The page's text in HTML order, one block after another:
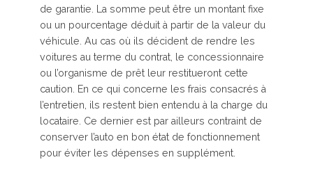
de garantie. La somme peut être un montant fixe
ou un pourcentage déduit à partir de la valeur du
véhicule. Au cas où ils décident de rendre les
voitures au terme du contrat, le concessionnaire
ou l’organisme de prêt leur restitueront cette
caution. En ce qui concerne les frais consacrés à
l’entretien, ils restent bien entendu à la charge du
locataire. Ce dernier est par ailleurs contraint de
conserver l’auto en bon état de fonctionnement
pour éviter les dépenses en supplément.